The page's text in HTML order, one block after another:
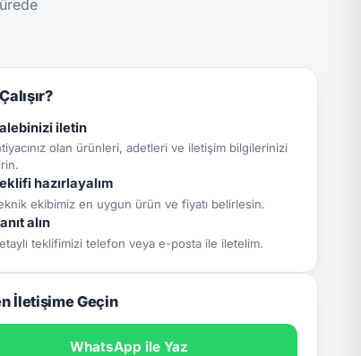
iletin
olan ürünleri, adetleri ve iletişim bilgilerinizi
hazırlayalım
ekibimiz en uygun ürün ve fiyatı belirlesin.
alın
teklifimizi telefon veya e-posta ile iletelim.
İletişime Geçin
WhatsApp ile Yaz